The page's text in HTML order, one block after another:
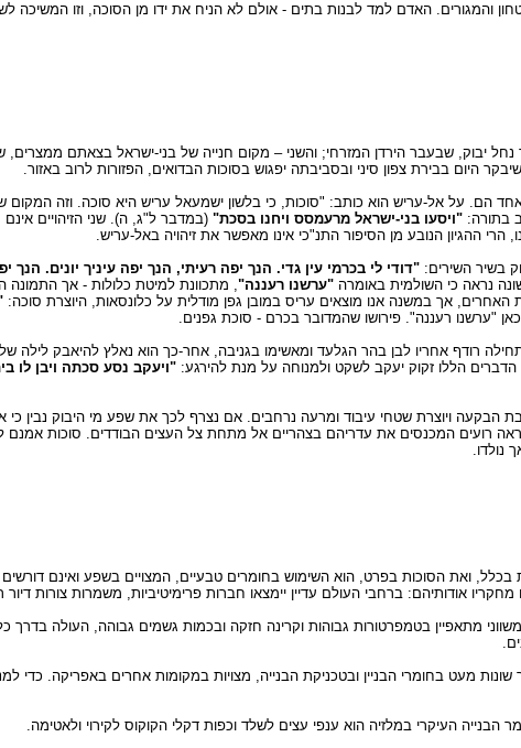
והמגורים. האדם למד לבנות בתים - אולם לא הניח את ידו מן הסוכה, וזו המשיכה
יבוק, שבעבר הירדן המזרחי; והשני – מקום חנייה של בני-ישראל בצאתם ממצרים,
היום בבירת צפון סיני ובסביבתה יפגוש בסוכות הבדואים, הפזורות לרוב באזור.
1481 וטעה לחשוב כי שלושת המקומות אחד הם. על אל-עריש הוא כותב: "סוכות, כי בלשון ישמעאל עריש היא סוכה. וזה
בתורה: "ויסעו בני-ישראל מרעמסס ויחנו בסכת" (במדבר ל"ג, ה). שני הזיהויים
ההגיון הנובע מן הסיפור התנ"כי אינו מאפשר את זיהויה באל-עריש.
בשיר השירים: "דודי לי בכרמי עין גדי. הנך יפה רעיתי, הנך יפה עיניך יונים. הנך
נראה כי השולמית באומרה "ערשנו רעננה" , מתכוונת למיטת כלולות - אך התמונה
אך במשנה אנו מוצאים עריס במובן גפן מודלית על כלונסאות, היוצרת סוכה:
"ערשנו רעננה". פירושו שהמדובר בכרם - סוכת גפנים.
רודף אחריו לבן בהר הגלעד ומאשימו בגניבה, אחר-כך הוא נאלץ להיאבק לילה
הללו זקוק יעקב לשקט ולמנוחה על מנת להירגע: "ויעקב נסע סכתה ויבן לו
הבקעה ויוצרת שטחי עיבוד ומרעה נרחבים. אם נצרף לכך את שפע מי היבוק נבין כי
רועים המכנסים את עדריהם בצהריים אל מתחת צל העצים הבודדים. סוכות אמנם
נולדו.
ואת הסוכות בפרט, הוא השימוש בחומרים טבעיים, המצויים בשפע ואינם דורשים
אודותיהם: ברחבי העולם עדיין יימצאו חברות פרימיטיביות, משמרות צורות דיור
מעט בחומרי הבניין ובטכניקת הבנייה, מצויות במקומות אחרים באפריקה. כדי
העיקרי במלזיה הוא ענפי עצים לשלד וכפות דקלי הקוקוס לקירוי ולאטימה.